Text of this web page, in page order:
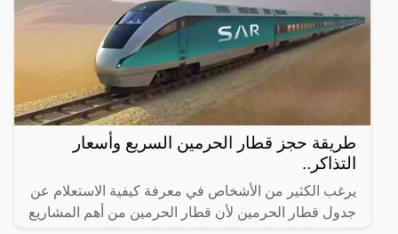
طريقة حجز قطار الحرمين السريع وأسعار
التذاكر..
يرغب الكثير من الأشخاص في معرفة كيفية الاستعلام عن
جدول قطار الحرمين لأن قطار الحرمين من أهم المشاريع